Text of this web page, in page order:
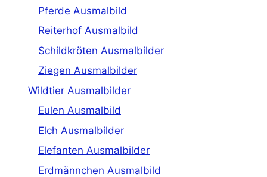
Pferde Ausmalbild
Reiterhof Ausmalbild
Schildkröten Ausmalbilder
Ziegen Ausmalbilder
Wildtier Ausmalbilder
Eulen Ausmalbild
Elch Ausmalbilder
Elefanten Ausmalbilder
Erdmännchen Ausmalbild